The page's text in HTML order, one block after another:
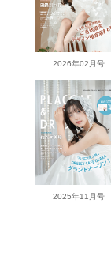
2026年02月号
2025年11月号